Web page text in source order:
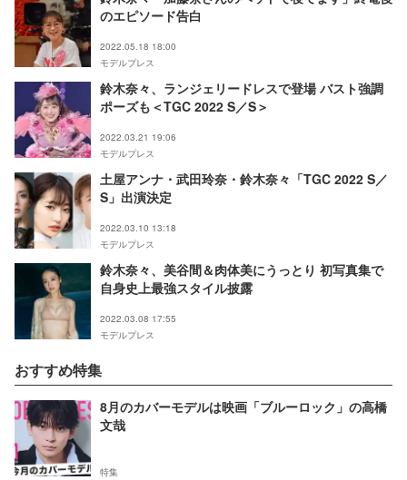
のエピソード告白
2022.05.18 18:00
モデルプレス
鈴木奈々、ランジェリードレスで登場 バスト強調
ポーズも＜TGC 2022 S／S＞
2022.03.21 19:06
モデルプレス
土屋アンナ・武田玲奈・鈴木奈々「TGC 2022 S／
S」出演決定
2022.03.10 13:18
モデルプレス
鈴木奈々、美谷間＆肉体美にうっとり 初写真集で
自身史上最強スタイル披露
2022.03.08 17:55
モデルプレス
おすすめ特集
8月のカバーモデルは映画「ブルーロック」の高橋
文哉
特集